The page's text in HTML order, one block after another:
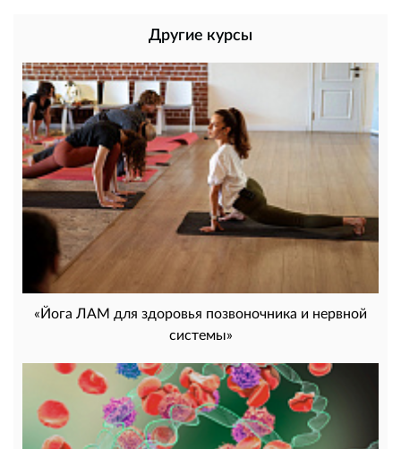
Другие курсы
«Йога ЛАМ для здоровья позвоночника и нервной
системы»